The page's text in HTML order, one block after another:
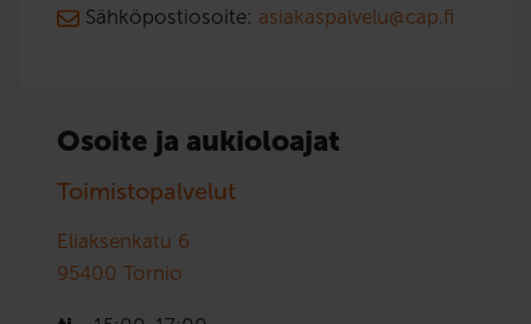
Sähköpostiosoite: asiakaspalvelu@cap.fi
Osoite ja aukioloajat
Toimistopalvelut
Eliaksenkatu 6
95400 Tornio